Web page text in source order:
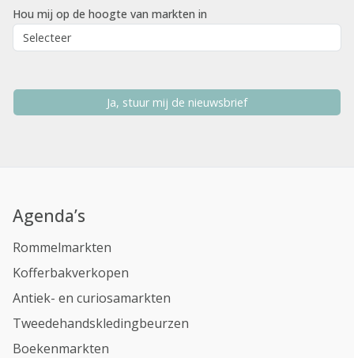
Hou mij op de hoogte van markten in
Ja, stuur mij de nieuwsbrief
Agenda’s
Rommelmarkten
Kofferbakverkopen
Antiek- en curiosamarkten
Tweedehandskledingbeurzen
Boekenmarkten